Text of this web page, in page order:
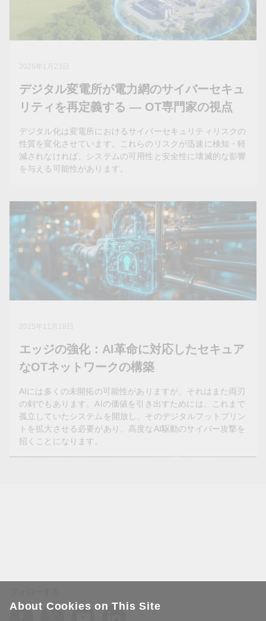
は終わった—セキュアな開発と脆弱性ガ
バナンスによりCRAを優位性に変える
であるサイバーレジリエンス法（Cyber Resilience Act,
の新たな基準を打ち立てつつあります。
2026年1月23日
デジタル変電所が電力網のサイバーセキュ
リティを再定義する — OT専門家の視点
デジタル化は変電所におけるサイバーセキュリティリスクの
性質を変化させています。これらのリスクが迅速に検知・軽
減されなければ、システムの可用性と安全性に壊滅的な影響
を与える可能性があります。
2026年1月23日
デジタル変電所が電力網のサイバーセキ
ュリティを再定義する — OT専門家の視
クの性質を変化させています。これらのリスクが迅速に
壊滅的な影響を与える可能性があります。
2025年11月18日
エッジの強化：AI革命に対応したセキュア
なOTネットワークの構築
AIには多くの未開拓の可能性がありますが、それはまた両刃
の剣でもあります。AIの価値を引き出すためには、これまで
孤立していたシステムを開放し、そのデジタルフットプリン
トを拡大させる必要があり、高度なAI駆動のサイバー攻撃を
招くことになります。
刃の剣でもあります。AIの価値を引き出すためには、これ
トプリントを拡大させる必要があり、高度なAI駆動のサイ
About Cookies on This Site